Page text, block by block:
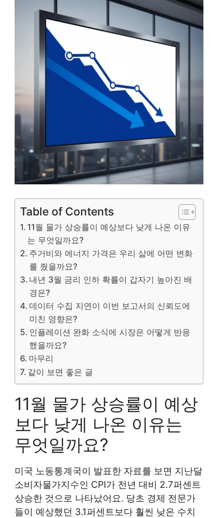
Table of Contents
11월 물가 상승률이 예상보다 낮게 나온 이유
는 무엇일까요?
주거비와 에너지 가격은 우리 삶에 어떤 변화
를 줬을까요?
내년 3월 금리 인하 확률이 갑자기 높아진 배
경은?
데이터 수집 지연이 이번 보고서의 신뢰도에
미친 영향은?
인플레이션 완화 소식에 시장은 어떻게 반응
했을까요?
마무리
같이 보면 좋은 글
11월 물가 상승률이 예상
보다 낮게 나온 이유는
무엇일까요?
미국 노동통계국이 발표한 자료를 보면 지난달
소비자물가지수인 CPI가 전년 대비 2.7퍼센트
상승한 것으로 나타났어요. 당초 경제 전문가
들이 예상했던 3.1퍼센트보다 훨씬 낮은 수치